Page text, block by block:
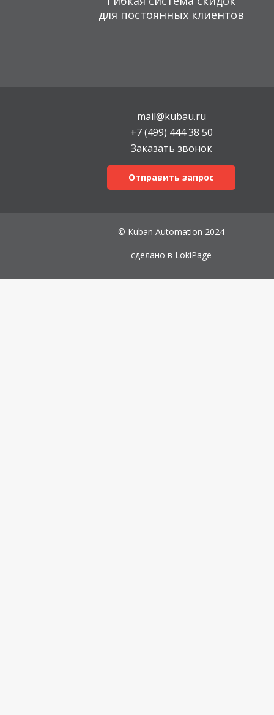
для постоянных клиентов
mail@kubau.ru
+7 (499) 444 38 50
Заказать звонок
Отправить запрос
© Kuban Automation 2024
сделано в LokiPage